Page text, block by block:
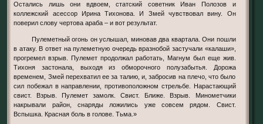
Остались лишь они вдвоем, статский советник Иван Полозов и
коллежский асессор Ирина Тихонова. И Змей чувствовал вину. Он
поверил слову чертова араба – и вот результат.
Пулеметный огонь он услышал, миновав два квартала. Они пошли
в атаку. В ответ на пулеметную очередь вразнобой застучали «калаши»,
прогремел взрыв. Пулемет продолжал работать, Магнум был еще жив.
Тихоня застонала, выходя из обморочного полузабытья. Дорожа
временем, Змей перехватил ее за талию, и, забросив на плечо, что было
сил побежал в направлении, противоположном стрельбе. Нарастающий
свист. Взрыв. Пулемет замолк. Свист. Ближе. Взрыв. Минометчики
накрывали район, снаряды ложились уже совсем рядом. Свист.
Вспышка. Красная боль в голове. Тьма.»